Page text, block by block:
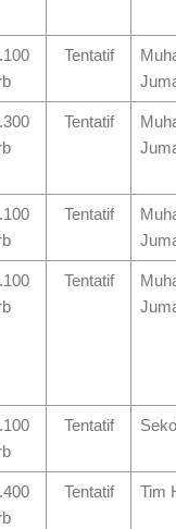
Tentatif
Tentatif
Tentatif
Tentatif
Tentatif
Tentatif Tim